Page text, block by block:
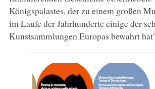
Königspalastes, der zu einem großen
im Laufe der Jahrhunderte einige der
Kunstsammlungen Europas bewahrt